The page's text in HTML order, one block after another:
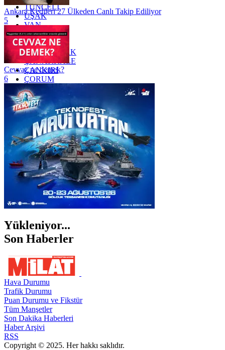
TUNCELİ
UŞAK
VAN
YALOVA
YOZGAT
ZONGULDAK
ÇANAKKALE
ÇANKIRI
ÇORUM
İSTANBUL
İZMİR
ŞANLIURFA
ŞIRNAK
Ankara Kedileri 27 Ülkeden Canlı Takip Ediliyor
5
Cevvaz ne demek?
6
Yükleniyor...
Son Haberler
Hava Durumu
Trafik Durumu
Puan Durumu ve Fikstür
Tüm Manşetler
Son Dakika Haberleri
Haber Arşivi
RSS
Copyright © 2025. Her hakkı saklıdır.